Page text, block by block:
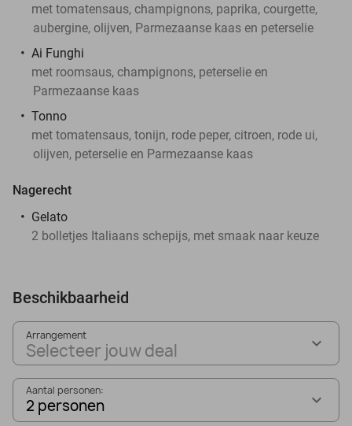
met tomatensaus, champignons, paprika, courgette,
aubergine, olijven, Parmezaanse kaas en peterselie
Ai Funghi
met roomsaus, champignons, peterselie en
Parmezaanse kaas
Tonno
met tomatensaus, tonijn, rode peper, citroen, rode ui,
olijven, peterselie en Parmezaanse kaas
Nagerecht
Gelato
2 bolletjes Italiaans schepijs, met smaak naar keuze
Beschikbaarheid
Arrangement
Selecteer jouw deal
Aantal personen:
2 personen